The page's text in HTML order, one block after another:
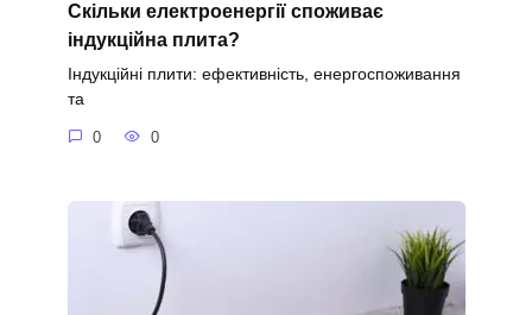
Скільки електроенергії споживає
індукційна плита?
Індукційні плити: ефективність, енергоспоживання
та
0 0